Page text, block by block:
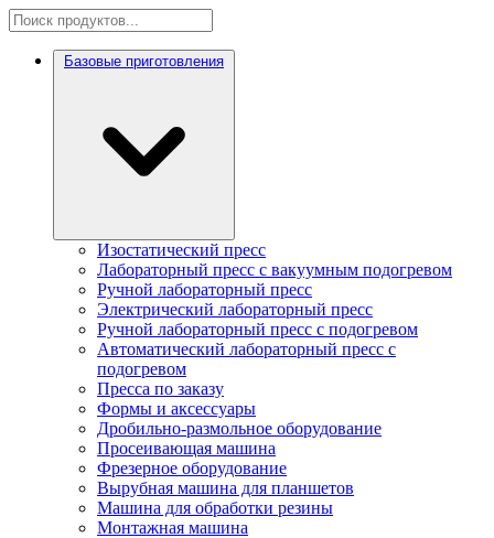
Базовые приготовления
Изостатический пресс
Лабораторный пресс с вакуумным подогревом
Ручной лабораторный пресс
Электрический лабораторный пресс
Ручной лабораторный пресс с подогревом
Автоматический лабораторный пресс с
подогревом
Пресса по заказу
Формы и аксессуары
Дробильно-размольное оборудование
Просеивающая машина
Фрезерное оборудование
Вырубная машина для планшетов
Машина для обработки резины
Монтажная машина